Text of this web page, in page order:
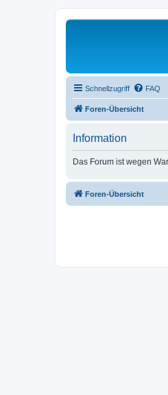
Schnellzugriff FAQ
Foren-Übersicht
Information
Das Forum ist wegen
Foren-Übersicht